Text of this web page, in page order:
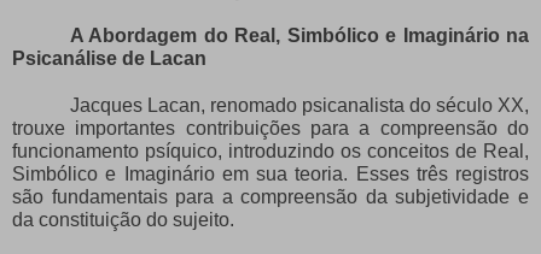
A Abordagem do Real, Simbólico e Imaginário na
Psicanálise de Lacan
Jacques Lacan, renomado psicanalista do século XX,
trouxe importantes contribuições para a compreensão do
funcionamento psíquico, introduzindo os conceitos de Real,
Simbólico e Imaginário em sua teoria. Esses três registros
são fundamentais para a compreensão da subjetividade e
da constituição do sujeito.